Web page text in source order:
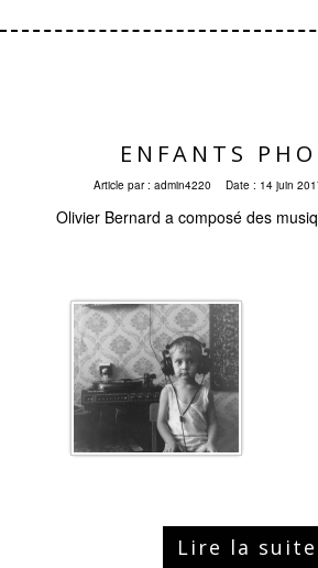
ENFANTS
Article par : admin4220 Date : 14 juin
Olivier Bernard a composé des
Lire la suite